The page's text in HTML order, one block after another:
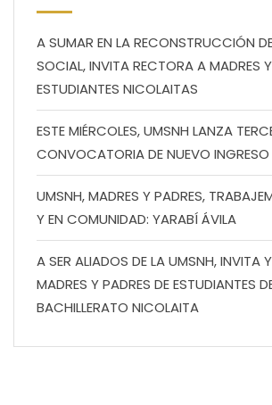
A SUMAR EN LA RECONSTRUCCIÓN
SOCIAL, INVITA RECTORA A MADRES
ESTUDIANTES NICOLAITAS
ESTE MIÉRCOLES, UMSNH LANZA
CONVOCATORIA DE NUEVO INGRESO
UMSNH, MADRES Y PADRES,
Y EN COMUNIDAD: YARABÍ ÁVILA
A SER ALIADOS DE LA UMSNH, INVITA
MADRES Y PADRES DE ESTUDIANTES
BACHILLERATO NICOLAITA